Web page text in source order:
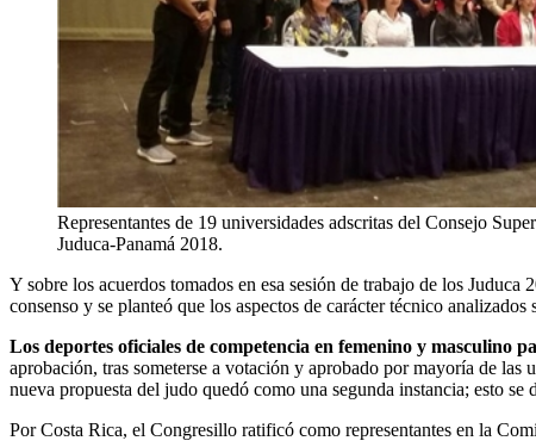
Representantes de 19 universidades adscritas del Consejo
Juduca-Panamá 2018.
Y sobre los acuerdos tomados en esa sesión de trabajo de los
consenso y se planteó que los aspectos de carácter técnico
Los deportes oficiales de competencia en femenino y masculino
aprobación, tras someterse a votación y aprobado por mayoría de
nueva propuesta del judo quedó como una segunda instancia; esto
Por Costa Rica, el Congresillo ratificó como representantes en la